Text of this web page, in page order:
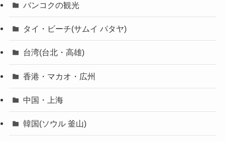
バンコクの観光
タイ・ビーチ(サムイ パタヤ)
台湾(台北・高雄)
香港・マカオ・広州
中国・上海
韓国(ソウル 釜山)